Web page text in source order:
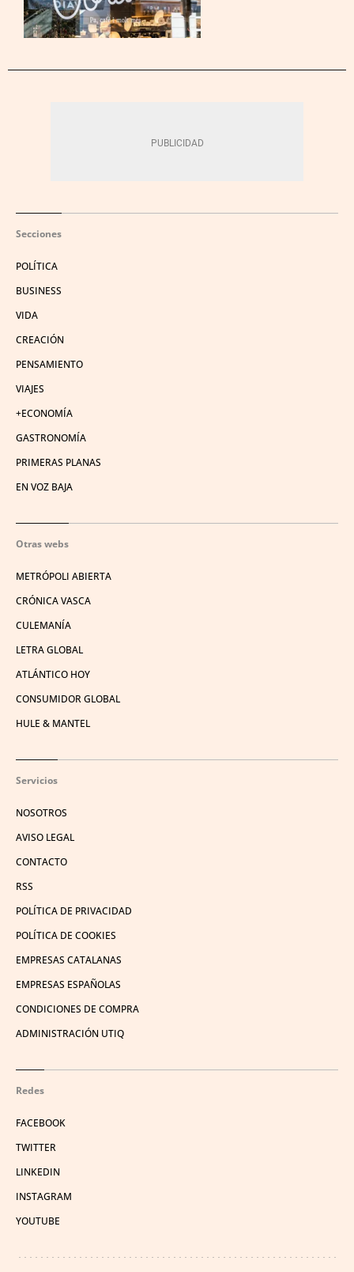
Secciones
POLÍTICA
BUSINESS
VIDA
CREACIÓN
PENSAMIENTO
VIAJES
+ECONOMÍA
GASTRONOMÍA
PRIMERAS PLANAS
EN VOZ BAJA
Otras webs
METRÓPOLI ABIERTA
CRÓNICA VASCA
CULEMANÍA
LETRA GLOBAL
ATLÁNTICO HOY
CONSUMIDOR GLOBAL
HULE & MANTEL
Servicios
NOSOTROS
AVISO LEGAL
CONTACTO
RSS
POLÍTICA DE PRIVACIDAD
POLÍTICA DE COOKIES
EMPRESAS CATALANAS
EMPRESAS ESPAÑOLAS
CONDICIONES DE COMPRA
ADMINISTRACIÓN UTIQ
Redes
FACEBOOK
TWITTER
LINKEDIN
INSTAGRAM
YOUTUBE